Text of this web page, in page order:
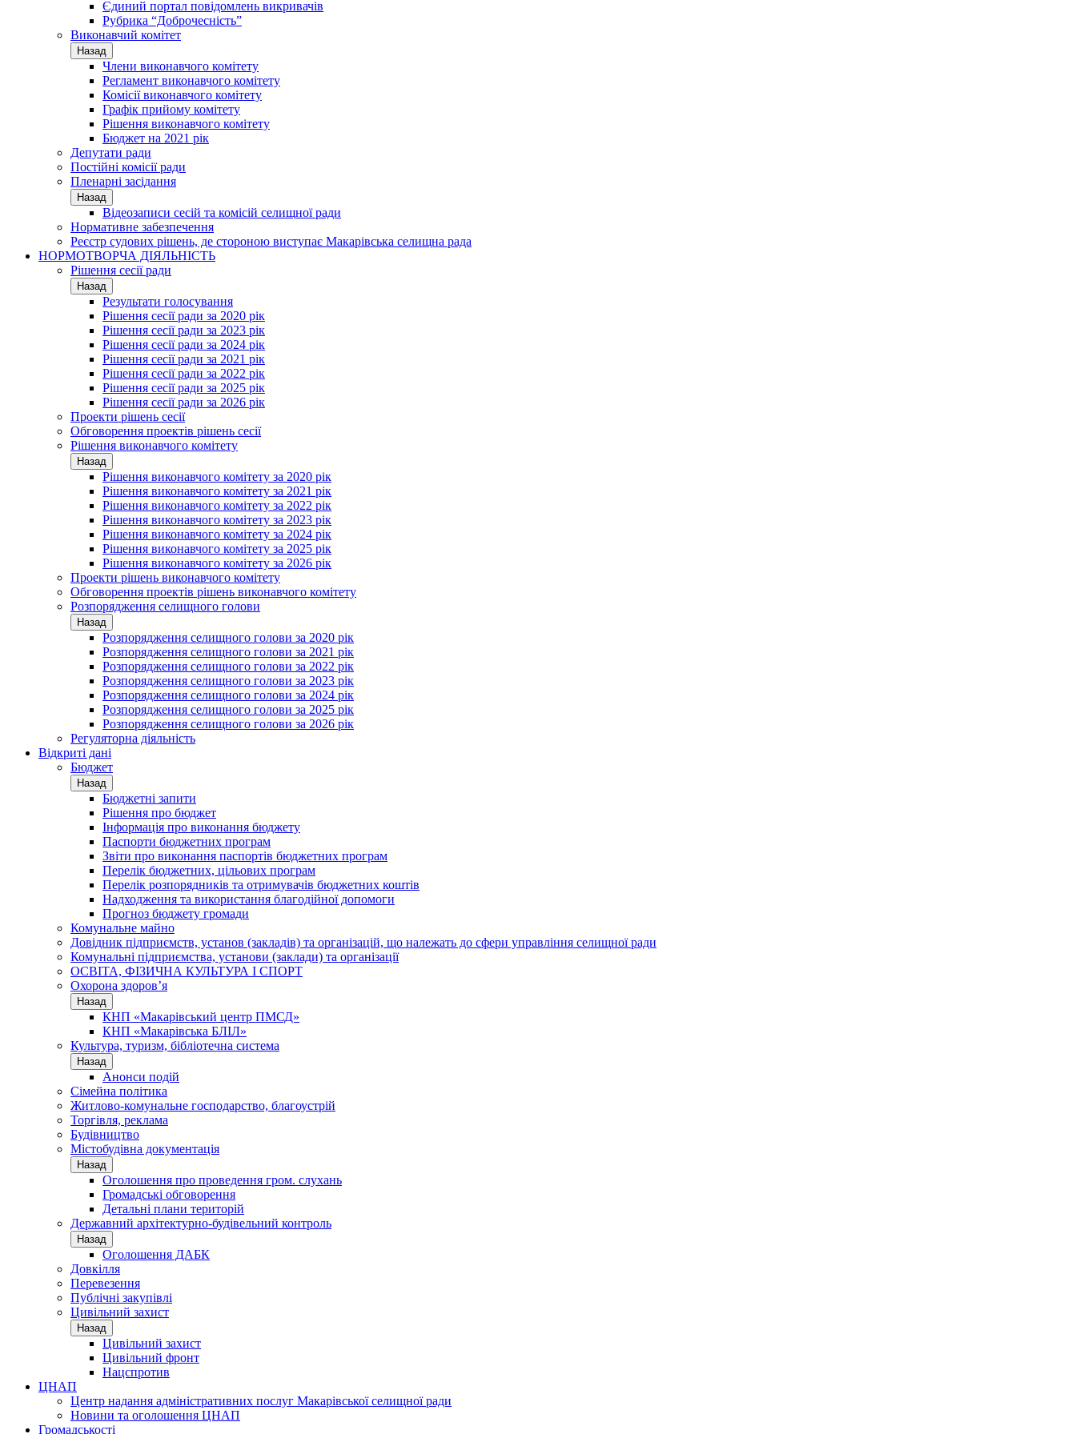
Єдиний портал повідомлень викривачів
Рубрика “Доброчесність”
Виконавчий комітет
Назад
Члени виконавчого комітету
Регламент виконавчого комітету
Комісії виконавчого комітету
Графік прийому комітету
Рішення виконавчого комітету
Бюджет на 2021 рік
Депутати ради
Постійні комісії ради
Пленарні засідання
Назад
Відеозаписи сесій та комісій селищної ради
Нормативне забезпечення
Реєстр судових рішень, де стороною виступає Макарівська селищна рада
НОРМОТВОРЧА ДІЯЛЬНІСТЬ
Рішення сесії ради
Назад
Результати голосування
Рішення сесії ради за 2020 рік
Рішення сесії ради за 2023 рік
Рішення сесії ради за 2024 рік
Рішення сесії ради за 2021 рік
Рішення сесії ради за 2022 рік
Рішення сесії ради за 2025 рік
Рішення сесії ради за 2026 рік
Проекти рішень сесії
Обговорення проектів рішень сесії
Рішення виконавчого комітету
Назад
Рішення виконавчого комітету за 2020 рік
Рішення виконавчого комітету за 2021 рік
Рішення виконавчого комітету за 2022 рік
Рішення виконавчого комітету за 2023 рік
Рішення виконавчого комітету за 2024 рік
Рішення виконавчого комітету за 2025 рік
Рішення виконавчого комітету за 2026 рік
Проекти рішень виконавчого комітету
Обговорення проектів рішень виконавчого комітету
Розпорядження селищного голови
Назад
Розпорядження селищного голови за 2020 рік
Розпорядження селищного голови за 2021 рік
Розпорядження селищного голови за 2022 рік
Розпорядження селищного голови за 2023 рік
Розпорядження селищного голови за 2024 рік
Розпорядження селищного голови за 2025 рік
Розпорядження селищного голови за 2026 рік
Регуляторна діяльність
Відкриті дані
Бюджет
Назад
Бюджетні запити
Рішення про бюджет
Інформація про виконання бюджету
Паспорти бюджетних програм
Звіти про виконання паспортів бюджетних програм
Перелік бюджетних, цільових програм
Перелік розпорядників та отримувачів бюджетних коштів
Надходження та використання благодійної допомоги
Прогноз бюджету громади
Комунальне майно
Довідник підприємств, установ (закладів) та організацій, що належать до сфери управління селищної ради
Комунальні підприємства, установи (заклади) та організації
ОСВІТА, ФІЗИЧНА КУЛЬТУРА І СПОРТ
Охорона здоров’я
Назад
КНП «Макарівський центр ПМСД»
КНП «Макарівська БЛІЛ»
Культура, туризм, бібліотечна система
Назад
Анонси подій
Сімейна політика
Житлово-комунальне господарство, благоустрій
Торгівля, реклама
Будівництво
Містобудівна документація
Назад
Оголошення про проведення гром. слухань
Громадські обговорення
Детальні плани територій
Державний архітектурно-будівельний контроль
Назад
Оголошення ДАБК
Довкілля
Перевезення
Публічні закупівлі
Цивільний захист
Назад
Цивільний захист
Цивільний фронт
Нацспротив
ЦНАП
Центр надання адміністративних послуг Макарівської селищної ради
Новини та оголошення ЦНАП
Громадськості